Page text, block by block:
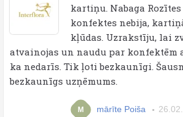
kartiņu. Nabaga
konfektes nebija,
kļūdas. Uzrakstīju, lai
atvainojas un naudu par konfektēm
ka nedarīs. Tik ļoti bezkaunīgi.
bezkaunīgs uzņēmums.
M mārīte Poiša